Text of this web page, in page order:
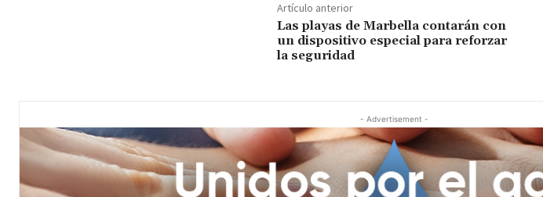
Artículo anterior
Las playas de Marbella contarán con
un dispositivo especial para reforzar
la seguridad
- Advertisement -